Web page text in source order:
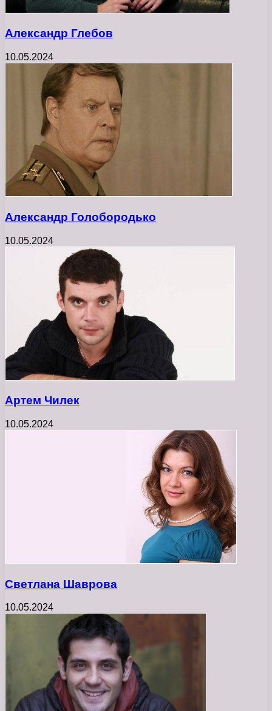
Александр Глебов
10.05.2024
Александр Голобородько
10.05.2024
Артем Чилек
10.05.2024
Светлана Шаврова
10.05.2024